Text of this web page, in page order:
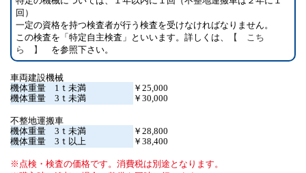
回）
一定の資格を持つ検査者が行う検査を受けなければなりません。
この検査を「特定自主検査」といいます。詳しくは、
【 こち
ら 】
を参照下さい。
車両建設機械
機体重量 1ｔ未満
￥25,000
機体重量 3ｔ未満
￥30,000
不整地運搬車
機体重量 3ｔ未満
￥28,800
機体重量 3ｔ以上
￥38,400
点検・検査の価格です。消費税は別途となります。